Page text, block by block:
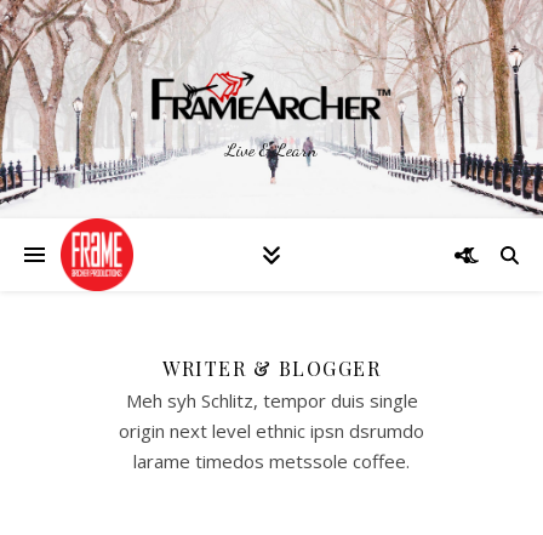
Live & Learn
WRITER & BLOGGER
Meh syh Schlitz, tempor duis single
origin next level ethnic ipsn dsrumdo
larame timedos metssole coffee.